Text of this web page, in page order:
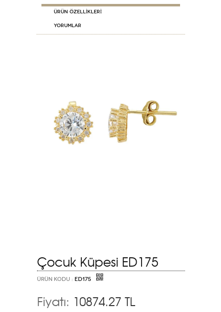
ÜRÜN ÖZELLİKLERİ
Yorumlar
Çocuk Küpesi ED175
ÜRÜN KODU : ED175
Fiyatı: 10874.27 TL